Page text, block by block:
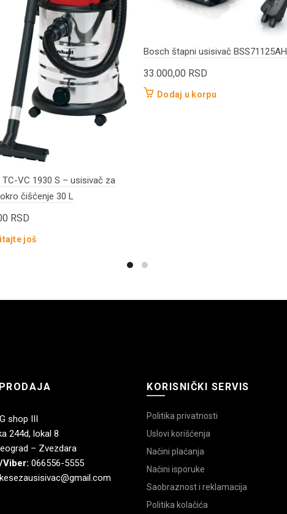
TC-VC 1930 S – usisivač za
čišćenje 30 L
RSD
još
Bosch štapni usisivač BSS71125AH
33.000,00 RSD
Dodaj u korpu
shop III
244d, lokal 8
– Zvezdara
066556-5555
KORISNIČKI SERVIS
Politika privatnosti
Uslovi korišćenja
Načini plaćanja
Načini isporuke
Saobraznost i reklamacija
Politika kolačića